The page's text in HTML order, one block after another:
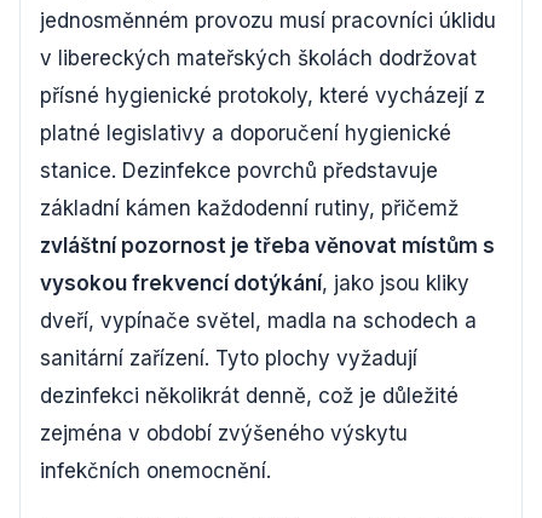
jednosměnném provozu musí pracovníci úklidu
v libereckých mateřských školách dodržovat
přísné hygienické protokoly, které vycházejí z
platné legislativy a doporučení hygienické
stanice. Dezinfekce povrchů představuje
základní kámen každodenní rutiny, přičemž
zvláštní pozornost je třeba věnovat místům s
vysokou frekvencí dotýkání, jako jsou kliky
dveří, vypínače světel, madla na schodech a
sanitární zařízení. Tyto plochy vyžadují
dezinfekci několikrát denně, což je důležité
zejména v období zvýšeného výskytu
infekčních onemocnění.